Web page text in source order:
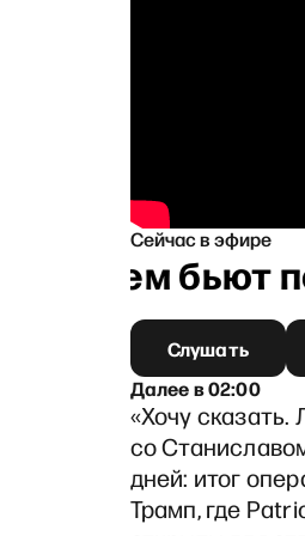
Сейчас в эфире
Зачем бьют
Слушать
Далеев02:00
«Хочу сказать.
со
дней: итог
Трамп, где